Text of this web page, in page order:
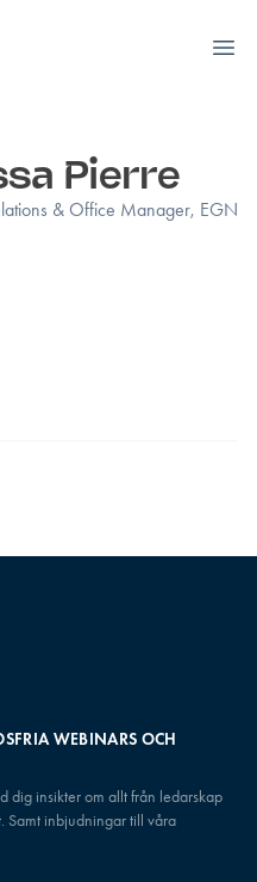
Pierre
& Office Manager, EGN
WEBINARS OCH
dig insikter om allt från ledarskap
Samt inbjudningar till våra